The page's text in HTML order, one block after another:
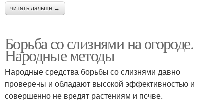
читать дальше →
Борьба со слизнями на огороде.
Народные методы
Народные средства борьбы со слизнями давно
проверены и обладают высокой эффективностью и
совершенно не вредят растениям и почве.